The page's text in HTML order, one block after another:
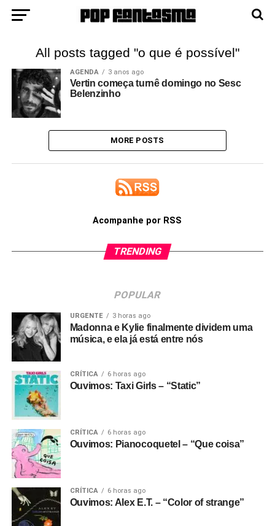
All posts tagged "o que é possível"
AGENDA 3 anos ago
Vertin começa turnê domingo no Sesc
Belenzinho
MORE POSTS
Acompanhe por RSS
TRENDING
POPULAR
URGENTE 3 horas ago
Madonna e Kylie finalmente dividem uma
música, e ela já está entre nós
CRÍTICA 6 horas ago
Ouvimos: Taxi Girls – “Static”
CRÍTICA 6 horas ago
Ouvimos: Pianocoquetel – “Que coisa”
CRÍTICA 6 horas ago
Ouvimos: Alex E.T. – “Color of strange”